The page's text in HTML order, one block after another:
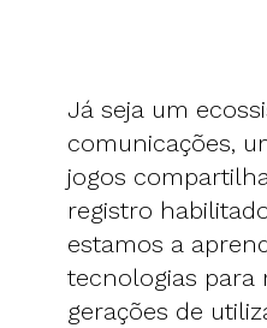
Já seja um
comunicações,
jogos
registro
estamos a
tecnologias para
gerações de